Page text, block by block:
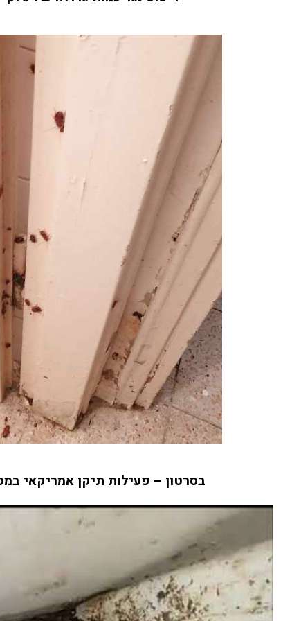
אריאלה לוין
08/04/2020
הזמנתי אתכם לצורך הדברת
טרמיטים שהיו לנו בחדר שינה
בפרקט, הגיע בחור בשם דני ביצע
את העבודה בצורה מושלמת וגם
נתן לנו אחריות ככה שאנחנו
רגועים, חודשיים אחרי ואין זכר
לטרמיטים. תודה על השירות
הסופר מקצועי ועל ההסבר לפני
ואחרי ההדברהיש לציין שהמדביר
הגיע עם כפפות ומסכה כמו
התקשרתי
הדברה של
היה פה,
אין דברים
בסרטון – פעילות תיקן אמריקאי